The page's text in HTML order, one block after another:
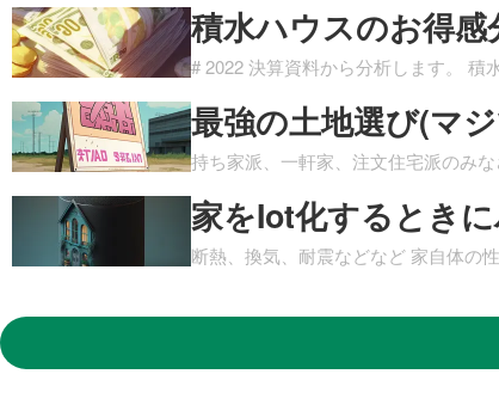
積水ハウスのお得感
# 2022 決算資料から分析します。 積
最強の土地選び(マ
持ち家派、一軒家、注文住宅派のみ
家をIot化するとき
断熱、換気、耐震などなど 家自体の